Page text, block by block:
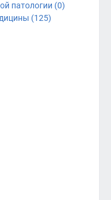
патологии (0)
(125)